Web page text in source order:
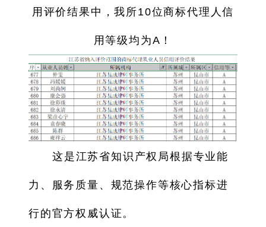
用评价结果中，我所10位商标代理人信
用等级均为A！
这是江苏省知识产权局根据专业能
力、服务质量、规范操作等核心指标进
行的官方权威认证。